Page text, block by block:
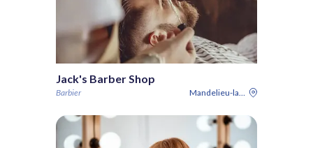
Jack's Barber Shop
Barbier Mandelieu-la-Napoule